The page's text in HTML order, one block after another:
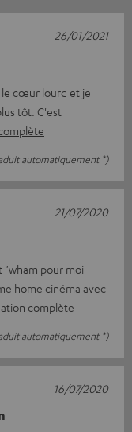
le cœur lourd et je
tôt. C'est
automatiquement *)
26/01/2021
pour moi
home cinéma avec
complète
automatiquement *)
21/07/2020
16/07/2020